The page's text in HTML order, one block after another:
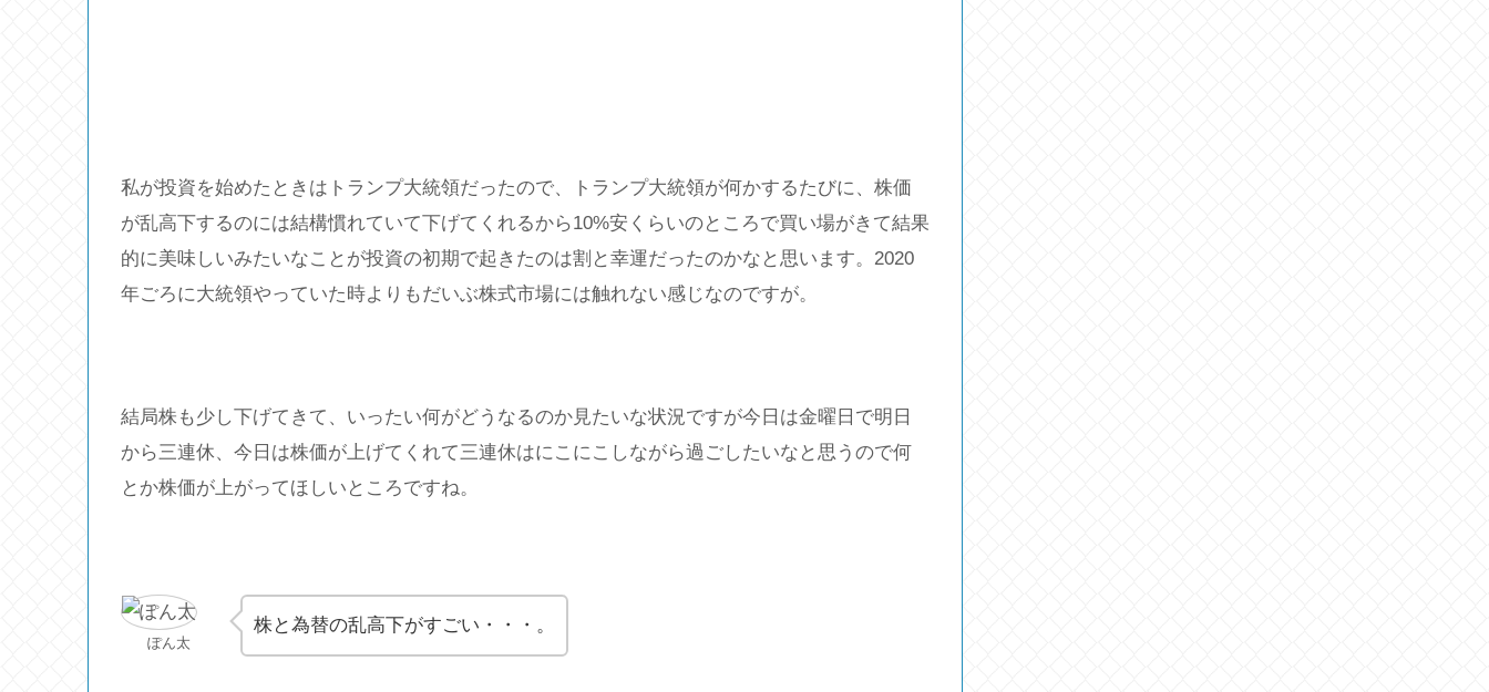
私が投資を始めたときはトランプ大統領だったので、トランプ大統領が何かするたびに、株価
が乱高下するのには結構慣れていて下げてくれるから10%安くらいのところで買い場がきて結果
的に美味しいみたいなことが投資の初期で起きたのは割と幸運だったのかなと思います。2020
年ごろに大統領やっていた時よりもだいぶ株式市場には触れない感じなのですが。
結局株も少し下げてきて、いったい何がどうなるのか見たいな状況ですが今日は金曜日で明日
から三連休、今日は株価が上げてくれて三連休はにこにこしながら過ごしたいなと思うので何
とか株価が上がってほしいところですね。
ぽん太
株と為替の乱高下がすごい・・・。